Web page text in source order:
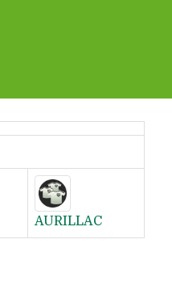
AURILLAC